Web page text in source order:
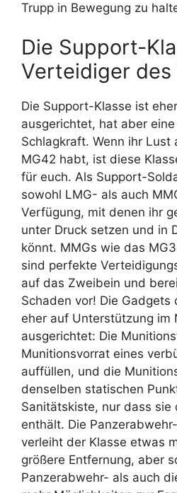
Trupp in Bewegung zu
Die Support-
Verteidiger des
Die Support-Klasse ist
ausgerichtet, hat aber
Schlagkraft. Wenn ihr Lust
MG42 habt, ist diese
für euch. Als Support-
sowohl LMG- als auch
Verfügung, mit denen ihr
unter Druck setzen und in
könnt. MMGs wie das
sind perfekte
auf das Zweibein und
Schaden vor! Die Gadgets
eher auf Unterstützung im
ausgerichtet: Die
Munitionsvorrat eines
auffüllen, und die
denselben statischen
Sanitätskiste, nur dass sie
enthält. Die
verleiht der Klasse etwas
größere Entfernung, aber
Panzerabwehr- als auch